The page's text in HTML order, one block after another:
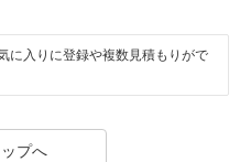
に入りに登録や複数見積もりがで
プへ